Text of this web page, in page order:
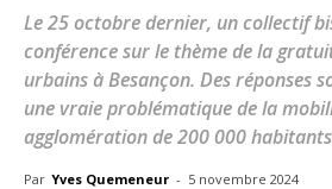
Le 25 octobre dernier, un collectif
conférence sur le thème de la
urbains à Besançon. Des réponses
une vraie problématique de la
agglomération de 200 000
Par Yves Quemeneur - 5 novembre 2024